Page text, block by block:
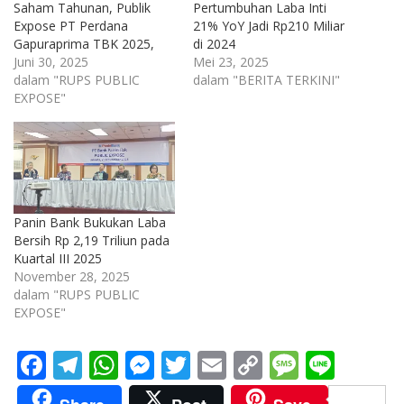
Saham Tahunan, Publik
Expose PT Perdana
Gapuraprima TBK 2025,
Juni 30, 2025
dalam "RUPS PUBLIC
EXPOSE"
Pertumbuhan Laba Inti
21% YoY Jadi Rp210 Miliar
di 2024
Mei 23, 2025
dalam "BERITA TERKINI"
Panin Bank Bukukan Laba
Bersih Rp 2,19 Triliun pada
Kuartal III 2025
November 28, 2025
dalam "RUPS PUBLIC
EXPOSE"
F
ac
T
el
W
h
M
e
T
w
E
m
C
o
M
e n